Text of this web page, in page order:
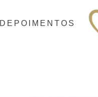
DEPOIMENTOS